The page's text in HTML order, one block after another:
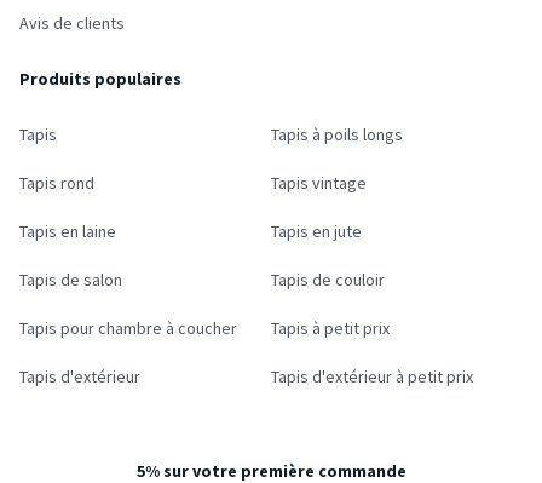
Avis de clients
Produits populaires
Tapis Tapis à poils longs
Tapis rond Tapis vintage
Tapis en laine Tapis en jute
Tapis de salon Tapis de couloir
Tapis pour chambre à coucher Tapis à petit prix
Tapis d'extérieur Tapis d'extérieur à petit prix
5% sur votre première commande